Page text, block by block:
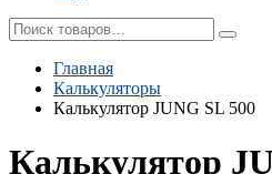
Главная
Калькуляторы
Калькулятор JUNG SL 500
Калькулятор